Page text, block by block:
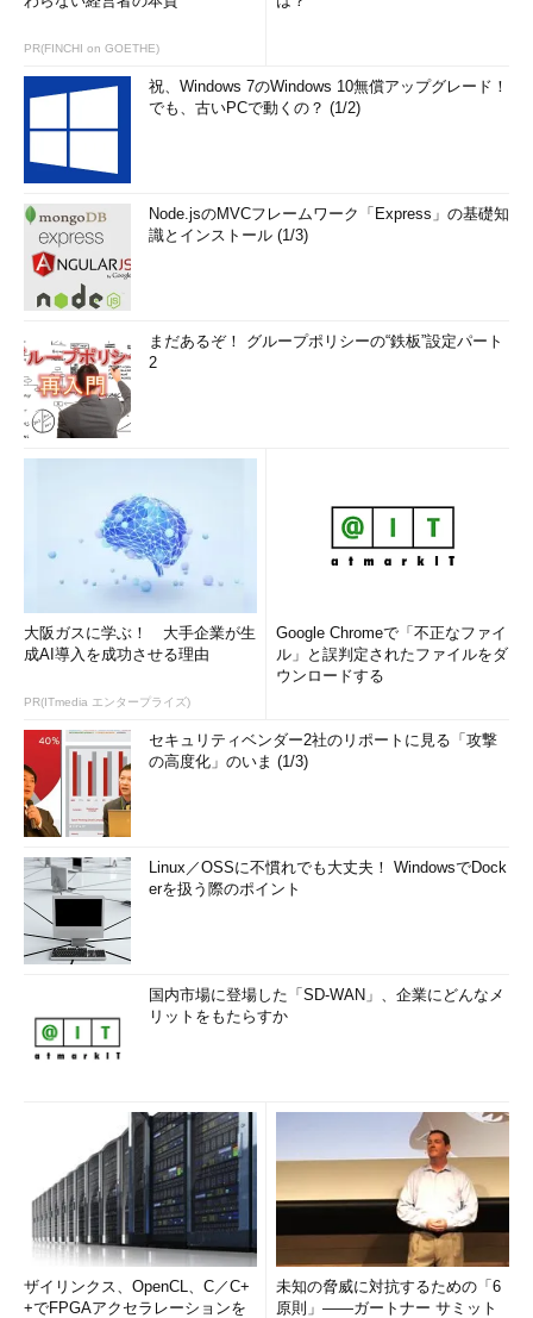
PR(FINCHI on GOETHE)
祝、Windows 7のWindows 10無償アップグレード！
でも、古いPCで動くの？ (1/2)
Node.jsのMVCフレームワーク「Express」の基礎知
識とインストール (1/3)
まだあるぞ！ グループポリシーの“鉄板”設定パート
2
大阪ガスに学ぶ！ 大手企業が生
成AI導入を成功させる理由
PR(ITmedia エンタープライズ)
Google Chromeで「不正なファイ
ル」と誤判定されたファイルをダ
ウンロードする
セキュリティベンダー2社のリポートに見る「攻撃
の高度化」のいま (1/3)
Linux／OSSに不慣れでも大丈夫！ WindowsでDock
erを扱う際のポイント
国内市場に登場した「SD-WAN」、企業にどんなメ
リットをもたらすか
ザイリンクス、OpenCL、C／C+
+でFPGAアクセラレーションを
未知の脅威に対抗するための「6
原則」――ガートナー サミット